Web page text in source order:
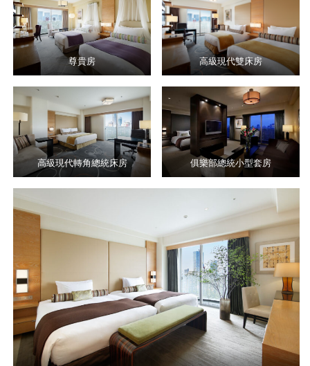
尊貴房 高級現代雙床房
高級現代轉角總統床房 俱樂部總統小型套房